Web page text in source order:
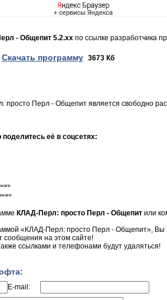
- Общепит 5.2.xx по ссылке разработчика
Скачать программу 3673 Кб
Перл - Общепит является свободно
её в соцсетях:
КЛАД-Перл: просто Перл - Общепит или
«КЛАД-Перл: просто Перл - Общепит», Вы
сообщения на этом сайте!
ссылками и телефонами будут удаляться!
E-mail: